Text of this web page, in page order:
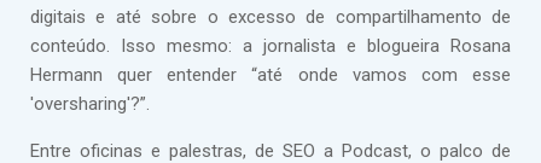
digitais e até sobre o excesso de compartilhamento de
conteúdo. Isso mesmo: a jornalista e blogueira Rosana
Hermann quer entender “até onde vamos com esse
'oversharing'?”.
Entre oficinas e palestras, de SEO a Podcast, o palco de